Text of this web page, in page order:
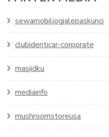
sewamobiljogjalepaskunci
clubidenticar-corporate
masjidku
mediainfo
mushroomstoreusa